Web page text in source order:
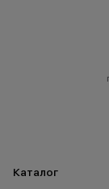
Каталог